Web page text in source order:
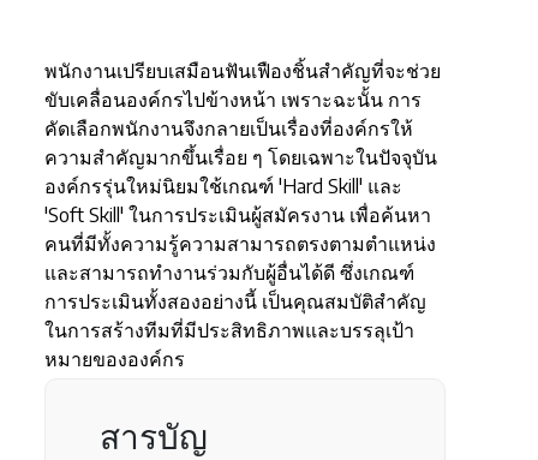
พนักงานเปรียบเสมือนฟันเฟืองชิ้นสำคัญที่จะช่วย
ขับเคลื่อนองค์กรไปข้างหน้า เพราะฉะนั้น การ
คัดเลือกพนักงานจึงกลายเป็นเรื่องที่องค์กรให้
ความสำคัญมากขึ้นเรื่อย ๆ โดยเฉพาะในปัจจุบัน
องค์กรรุ่นใหม่นิยมใช้เกณฑ์ 'Hard Skill' และ
'Soft Skill' ในการประเมินผู้สมัครงาน เพื่อค้นหา
คนที่มีทั้งความรู้ความสามารถตรงตามตำแหน่ง
และสามารถทำงานร่วมกับผู้อื่นได้ดี ซึ่งเกณฑ์
การประเมินทั้งสองอย่างนี้ เป็นคุณสมบัติสำคัญ
ในการสร้างทีมที่มีประสิทธิภาพและบรรลุเป้า
หมายขององค์กร
สารบัญ